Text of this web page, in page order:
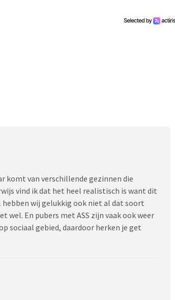
komt van verschillende gezinnen die
vind ik dat het heel realistisch is want dit
wij gelukkig ook niet al dat soort
wel. En pubers met ASS zijn vaak ook weer
sociaal gebied, daardoor herken je get